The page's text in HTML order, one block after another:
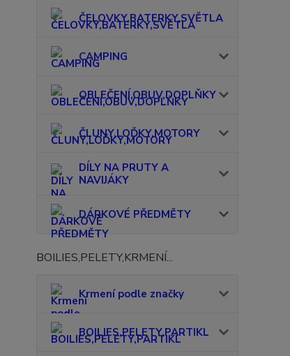
ČELOVKY,BATERKY,SVĚTLA
CAMPING
OBLEČENÍ,OBUV,DOPLŇKY
ČLUNY,LOĎKY,MOTORY
DÍLY NA PRUTY A
NAVIJÁKY
DÁRKOVÉ PŘEDMĚTY
BOILIES,PELETY,KRMENÍ...
Krmení podle značky
BOILIES,PELETY,PARTIKL